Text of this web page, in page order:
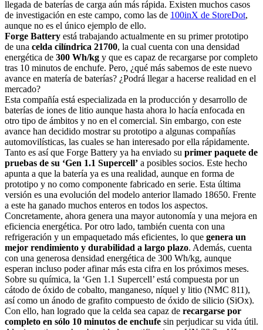
llegada de baterías de carga aún más rápida. Existen muchos casos
de investigación en este campo, como las de 100inX de StoreDot,
aunque no es el único ejemplo de ello.
Forge Battery está trabajando actualmente en su primer prototipo
de una celda cilíndrica 21700, la cual cuenta con una densidad
energética de 300 Wh/kg y que es capaz de recargarse por completo
tras 10 minutos de enchufe. Pero, ¿qué más sabemos de este nuevo
avance en matería de baterías? ¿Podrá llegar a hacerse realidad en el
mercado?
Esta compañía está especializada en la producción y desarrollo de
baterías de iones de litio aunque hasta ahora lo hacía enfocada en
otro tipo de ámbitos y no en el comercial. Sin embargo, con este
avance han decidido mostrar su prototipo a algunas compañías
automovilísticas, las cuales se han interesado por ella rápidamente.
Tanto es así que Forge Battery ya ha enviado su primer paquete de
pruebas de su ‘Gen 1.1 Supercell’ a posibles socios. Este hecho
apunta a que la batería ya es una realidad, aunque en forma de
prototipo y no como componente fabricado en serie. Esta última
versión es una evolución del modelo anterior llamado 18650. Frente
a este ha ganado muchos enteros en todos los aspectos.
Concretamente, ahora genera una mayor autonomía y una mejora en
eficiencia energética. Por otro lado, también cuenta con una
refrigeración y un empaquetado más eficientes, lo que genera un
mejor rendimiento y durabilidad a largo plazo. Además, cuenta
con una generosa densidad energética de 300 Wh/kg, aunque
esperan incluso poder afinar más esta cifra en los próximos meses.
Sobre su química, la ‘Gen 1.1 Supercell’ está compuesta por un
cátodo de óxido de cobalto, manganeso, níquel y litio (NMC 811),
así como un ánodo de grafito compuesto de óxido de silicio (SiOx).
Con ello, han logrado que la celda sea capaz de recargarse por
completo en sólo 10 minutos de enchufe sin perjudicar su vida útil.